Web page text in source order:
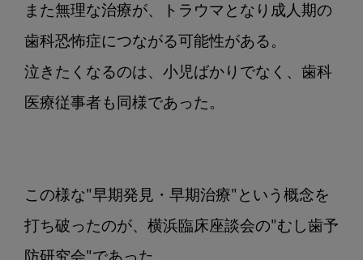
また無理な治療が、トラウマとなり成人期の
歯科恐怖症につながる可能性がある。
泣きたくなるのは、小児ばかりでなく、歯科
医療従事者も同様であった。
この様な"早期発見・早期治療"という概念を
打ち破ったのが、横浜臨床座談会の"むし歯予